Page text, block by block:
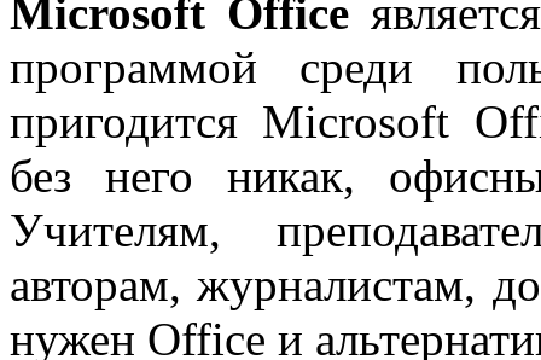
Microsoft Office
программой среди
пригодится Microsoft
без него никак,
Учителям,
авторам, журналистам,
нужен Office и